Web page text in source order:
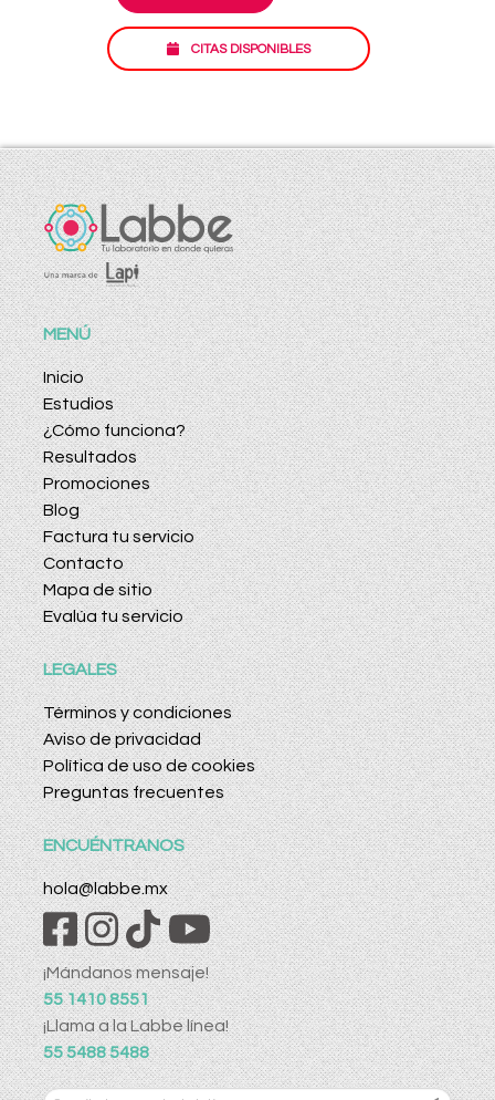
CITAS DISPONIBLES
MENÚ
Inicio
Estudios
¿Cómo funciona?
Resultados
Promociones
Blog
Factura tu servicio
Contacto
Mapa de sitio
Evalúa tu servicio
LEGALES
Términos y condiciones
Aviso de privacidad
Política de uso de cookies
Preguntas frecuentes
ENCUÉNTRANOS
hola@labbe.mx
¡Mándanos mensaje!
55 1410 8551
¡Llama a la Labbe línea!
55 5488 5488